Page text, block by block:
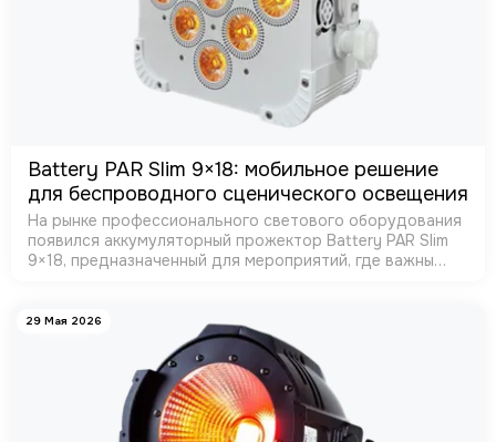
Battery PAR Slim 9×18: мобильное решение
для беспроводного сценического освещения
На рынке профессионального светового оборудования
появился аккумуляторный прожектор Battery PAR Slim
9×18, предназначенный для мероприятий, где важны
29 Мая 2026